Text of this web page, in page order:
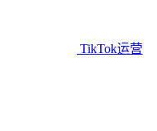
TikTok运营